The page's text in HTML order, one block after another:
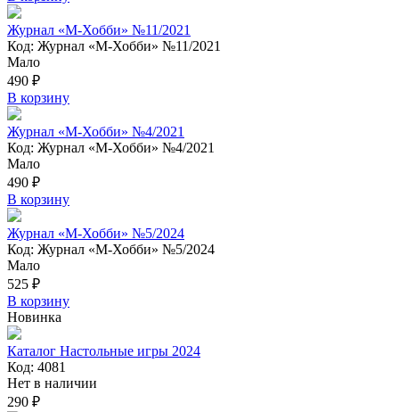
Журнал «М-Хобби» №11/2021
Код: Журнал «М-Хобби» №11/2021
Мало
490 ₽
В корзину
Журнал «М-Хобби» №4/2021
Код: Журнал «М-Хобби» №4/2021
Мало
490 ₽
В корзину
Журнал «М-Хобби» №5/2024
Код: Журнал «М-Хобби» №5/2024
Мало
525 ₽
В корзину
Новинка
Каталог Настольные игры 2024
Код: 4081
Нет в наличии
290 ₽